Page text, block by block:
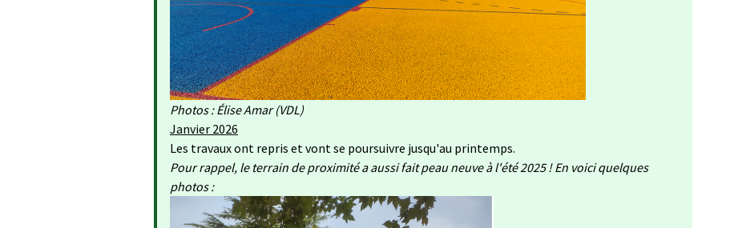
Photos : Élise Amar (VDL)
Janvier 2026
Les travaux ont repris et vont se poursuivre jusqu'au printemps.
Pour rappel, le terrain de proximité a aussi fait peau neuve à l'été 2025 ! En voici quelques
photos :